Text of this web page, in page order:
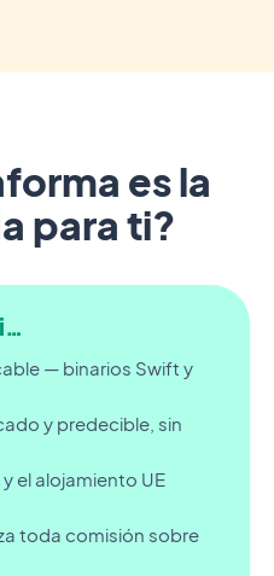
es la
para ti?
— binarios Swift y
y predecible, sin
el alojamiento UE
toda comisión sobre